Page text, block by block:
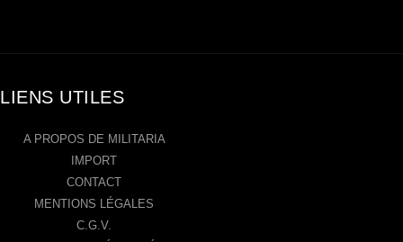
LIENS UTILES
A PROPOS DE MILITARIA
IMPORT
CONTACT
MENTIONS LÉGALES
C.G.V.